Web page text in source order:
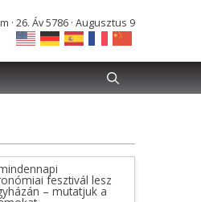
· 26. Áv 5786 · Augusztus 9
fesztivál lesz
– mutatjuk a